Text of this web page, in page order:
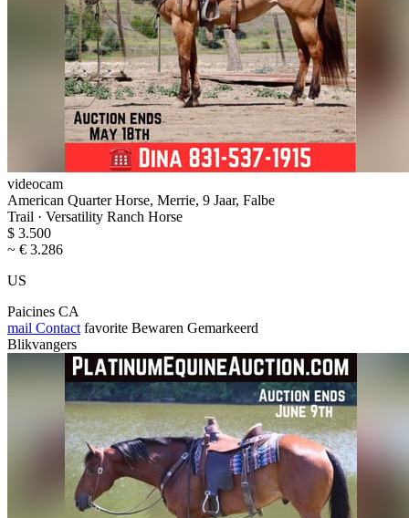
videocam
American Quarter Horse, Merrie, 9 Jaar, Falbe
Trail · Versatility Ranch Horse
$ 3.500
~ € 3.286
US
Paicines CA
mail Contact favorite Bewaren Gemarkeerd
Blikvangers